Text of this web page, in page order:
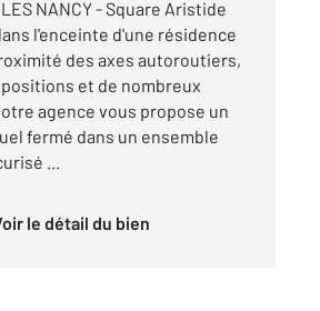
LES NANCY - Square Aristide
l'enceinte d'une résidence
des axes autoroutiers,
et de nombreux
agence vous propose un
fermé dans un ensemble
...
Voir le détail du bien